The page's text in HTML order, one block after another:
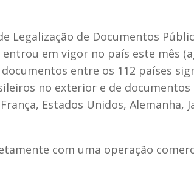
Legalização de Documentos
em vigor no país este mês
entre os 112 países
no exterior e de
Estados Unidos, Alemanha,
com uma operação